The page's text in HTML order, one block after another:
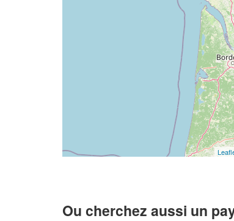
Ou cherchez aussi un